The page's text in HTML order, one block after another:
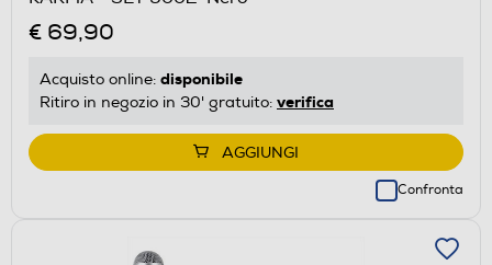
€ 69,90
Acquisto online: disponibile
Ritiro in negozio in 30' gratuito: verifica
AGGIUNGI
Confronta